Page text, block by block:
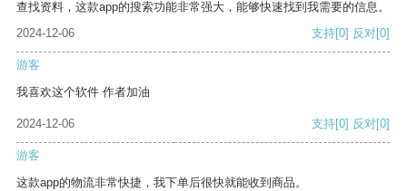
查找资料，这款app的搜索功能非常强大，能够快速找到我需要的信息。
2024-12-06
支持[0] 反对[0]
游客
我喜欢这个软件 作者加油
2024-12-06 支持[0] 反对[0]
游客
这款app的物流非常快捷，我下单后很快就能收到商品。